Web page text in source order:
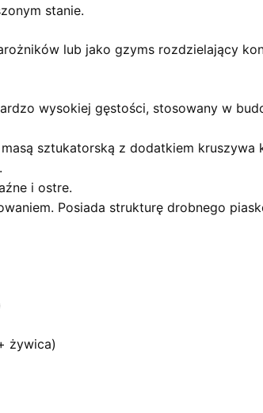
stanie.
lub jako gzyms rozdzielający
wysokiej gęstości, stosowany w
sztukatorską z dodatkiem
i ostre.
Posiada strukturę drobnego
żywica)